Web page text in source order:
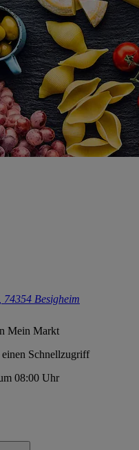
74354 Besigheim
Mein Markt
Schnellzugriff
08:00 Uhr